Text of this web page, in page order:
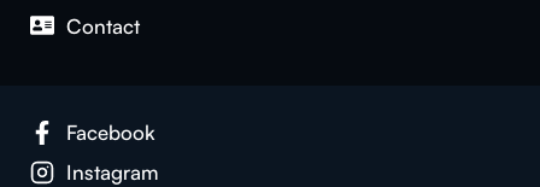
Contact
Facebook
Instagram